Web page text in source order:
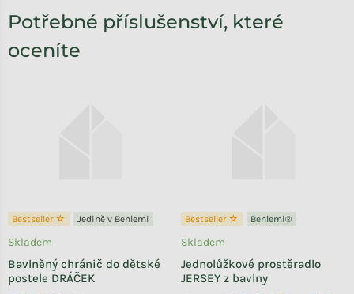
Potřebné příslušenství, které
oceníte
Bestseller ☆ Jedině v Benlemi
Bavlněný chránič do dětské
postele DRÁČEK
Skladem
Bestseller ☆ Benlemi®
Jednolůžkové prostěradlo
JERSEY z bavlny
Skladem